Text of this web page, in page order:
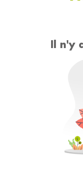
Il n'y